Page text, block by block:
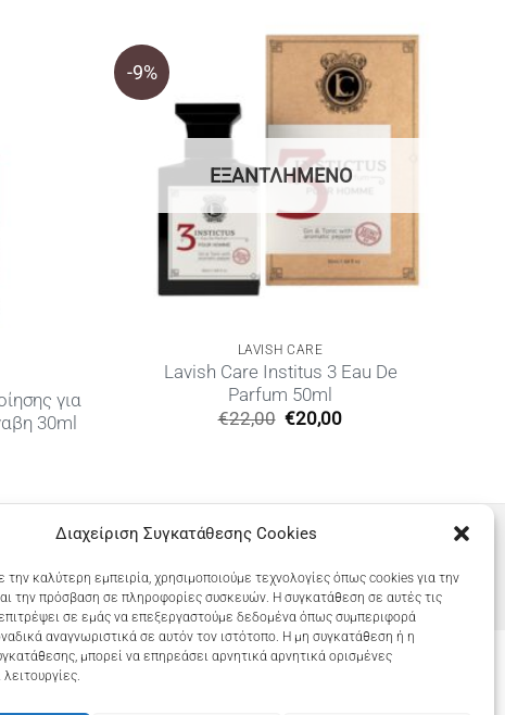
Διαχείριση Συγκατάθεσης Cookies
την καλύτερη εμπειρία, χρησιμοποιούμε τεχνολογίες όπως cookies για την
την πρόσβαση σε πληροφορίες συσκευών. Η συγκατάθεση σε αυτές τις
σε εμάς να επεξεργαστούμε δεδομένα όπως συμπεριφορά
αναγνωριστικά σε αυτόν τον ιστότοπο. Η μη συγκατάθεση ή η
μπορεί να επηρεάσει αρνητικά αρνητικά ορισμένες
για
30ml
-9%
ΕΞΑΝΤΛΗΜΈΝΟ
LAVISH CARE
Lavish Care Institus 3 Eau De
Parfum 50ml
€22,00 Original
€20,00Η